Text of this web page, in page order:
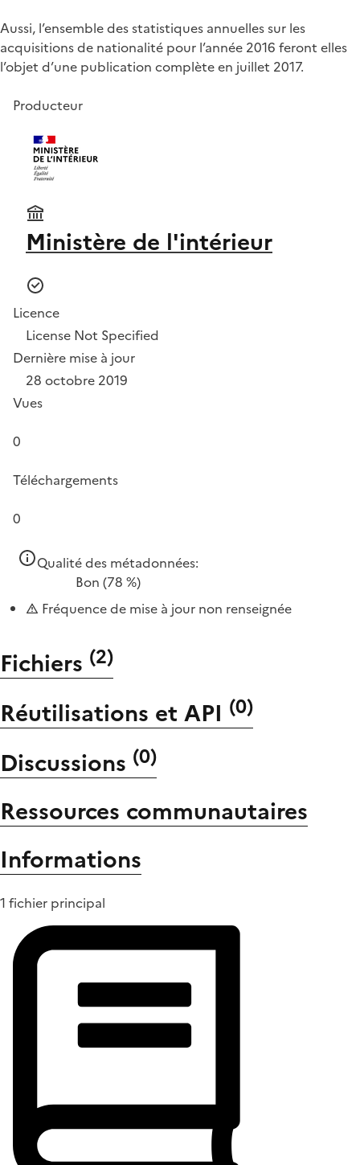
Aussi, l’ensemble des statistiques annuelles sur les
acquisitions de nationalité pour l’année 2016 feront elles
l’objet d’une publication complète en juillet 2017.
Producteur
Ministère de l'intérieur
Licence
License Not Specified
Dernière mise à jour
28 octobre 2019
Vues
0
Téléchargements
0
Qualité des métadonnées:
Bon (78 %)
Fréquence de mise à jour non renseignée
Fichiers (2)
Réutilisations et API (0)
Discussions (0)
Ressources communautaires
Informations
1 fichier principal